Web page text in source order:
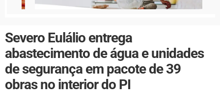
Severo Eulálio entrega
abastecimento de água e unidades
de segurança em pacote de 39
obras no interior do PI